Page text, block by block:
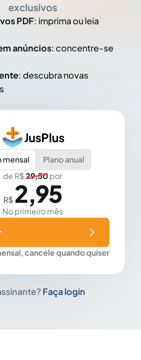
exclusivos
PDF: imprima ou leia
anúncios: concentre-se
: descubra novas
JusPlus
mensal
Plano anual
de R$29,50por
R$ 2,95
No primeiro mês
cancele quando quiser
Faça login